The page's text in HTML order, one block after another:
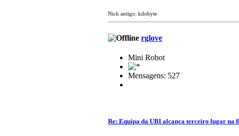
Nick antigo: kilobyte
rglove
Mini Robot
Mensagens: 527
Re: Equipa da UBI alcança terceiro lugar na